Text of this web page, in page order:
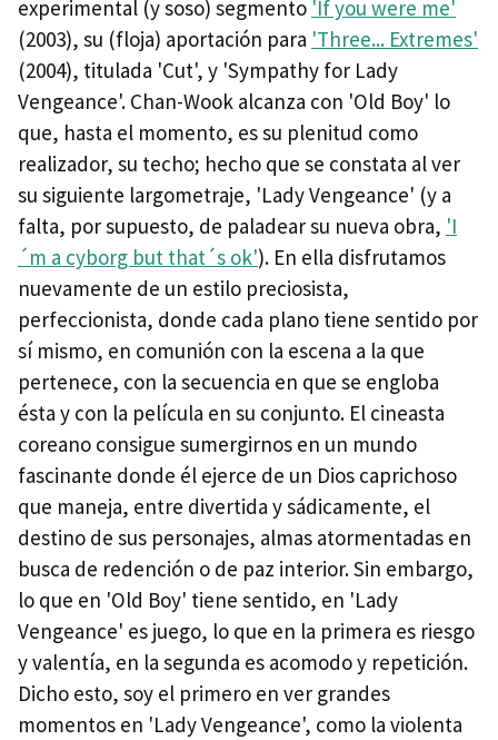
experimental (y soso) segmento 'If you were me'
(2003), su (floja) aportación para 'Three... Extremes'
(2004), titulada 'Cut', y 'Sympathy for Lady
Vengeance'. Chan-Wook alcanza con 'Old Boy' lo
que, hasta el momento, es su plenitud como
realizador, su techo; hecho que se constata al ver
su siguiente largometraje, 'Lady Vengeance' (y a
falta, por supuesto, de paladear su nueva obra, 'I
´m a cyborg but that´s ok'). En ella disfrutamos
nuevamente de un estilo preciosista,
perfeccionista, donde cada plano tiene sentido por
sí mismo, en comunión con la escena a la que
pertenece, con la secuencia en que se engloba
ésta y con la película en su conjunto. El cineasta
coreano consigue sumergirnos en un mundo
fascinante donde él ejerce de un Dios caprichoso
que maneja, entre divertida y sádicamente, el
destino de sus personajes, almas atormentadas en
busca de redención o de paz interior. Sin embargo,
lo que en 'Old Boy' tiene sentido, en 'Lady
Vengeance' es juego, lo que en la primera es riesgo
y valentía, en la segunda es acomodo y repetición.
Dicho esto, soy el primero en ver grandes
momentos en 'Lady Vengeance', como la violenta